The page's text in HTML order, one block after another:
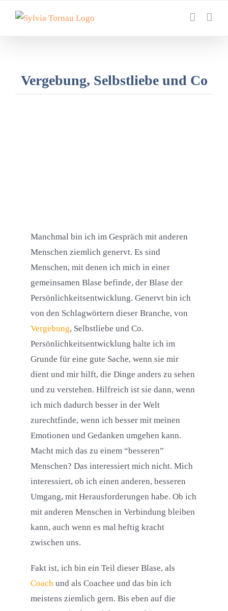
Inhalt
springen
Vergebung, Selbstliebe und Co
Manchmal bin ich im Gespräch mit anderen
Menschen ziemlich genervt. Es sind
Menschen, mit denen ich mich in einer
gemeinsamen Blase befinde, der Blase der
Persönlichkeitsentwicklung. Genervt bin ich
von den Schlagwörtern dieser Branche, von
Vergebung, Selbstliebe und Co.
Persönlichkeitsentwicklung halte ich im
Grunde für eine gute Sache, wenn sie mir
dient und mir hilft, die Dinge anders zu sehen
und zu verstehen. Hilfreich ist sie dann, wenn
ich mich dadurch besser in der Welt
zurechtfinde, wenn ich besser mit meinen
Emotionen und Gedanken umgehen kann.
Macht mich das zu einem “besseren”
Menschen? Das interessiert mich nicht. Mich
interessiert, ob ich einen anderen, besseren
Umgang, mit Herausforderungen habe. Ob ich
mit anderen Menschen in Verbindung bleiben
kann, auch wenn es mal heftig kracht
zwischen uns.
Fakt ist, ich bin ein Teil dieser Blase, als
Coach und als Coachee und das bin ich
meistens ziemlich gern. Bis eben auf die